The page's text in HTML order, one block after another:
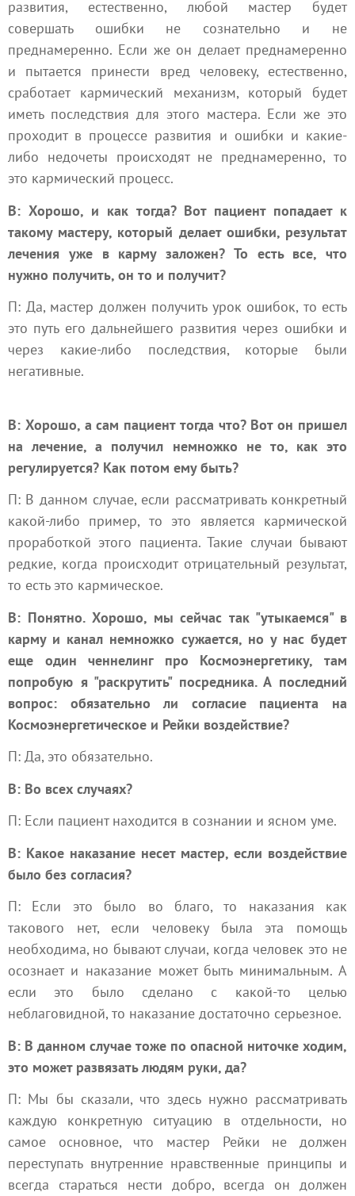
развития, естественно, любой мастер будет
совершать ошибки не сознательно и не
преднамеренно. Если же он делает преднамеренно
и пытается принести вред человеку, естественно,
сработает кармический механизм, который будет
иметь последствия для этого мастера. Если же это
проходит в процессе развития и ошибки и какие-
либо недочеты происходят не преднамеренно, то
это кармический процесс.
В: Хорошо, и как тогда? Вот пациент попадает к
такому мастеру, который делает ошибки, результат
лечения уже в карму заложен? То есть все, что
нужно получить, он то и получит?
П: Да, мастер должен получить урок ошибок, то есть
это путь его дальнейшего развития через ошибки и
через какие-либо последствия, которые были
негативные.
В: Хорошо, а сам пациент тогда что? Вот он пришел
на лечение, а получил немножко не то, как это
регулируется? Как потом ему быть?
П: В данном случае, если рассматривать конкретный
какой-либо пример, то это является кармической
проработкой этого пациента. Такие случаи бывают
редкие, когда происходит отрицательный результат,
то есть это кармическое.
В: Понятно. Хорошо, мы сейчас так "утыкаемся" в
карму и канал немножко сужается, но у нас будет
еще один ченнелинг про Космоэнергетику, там
попробую я "раскрутить" посредника. А последний
вопрос: обязательно ли согласие пациента на
Космоэнергетическое и Рейки воздействие?
П: Да, это обязательно.
В: Во всех случаях?
П: Если пациент находится в сознании и ясном уме.
В: Какое наказание несет мастер, если воздействие
было без согласия?
П: Если это было во благо, то наказания как
такового нет, если человеку была эта помощь
необходима, но бывают случаи, когда человек это не
осознает и наказание может быть минимальным. А
если это было сделано с какой-то целью
неблаговидной, то наказание достаточно серьезное.
В: В данном случае тоже по опасной ниточке ходим,
это может развязать людям руки, да?
П: Мы бы сказали, что здесь нужно рассматривать
каждую конкретную ситуацию в отдельности, но
самое основное, что мастер Рейки не должен
переступать внутренние нравственные принципы и
всегда стараться нести добро, всегда он должен